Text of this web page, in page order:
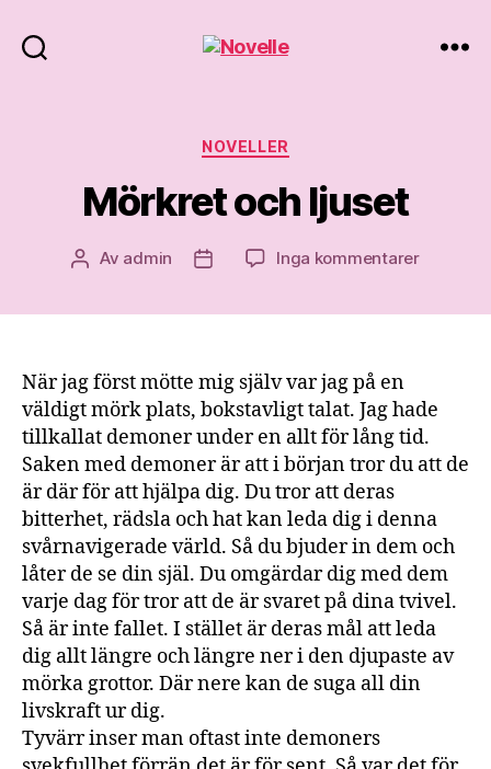
Kategorier
NOVELLER
Mörkret och ljuset
Inläggsförfattare
Av admin InläggsdatumInga kommentarertill
När jag först mötte mig själv var jag på en
väldigt mörk plats, bokstavligt talat. Jag hade
tillkallat demoner under en allt för lång tid.
Saken med demoner är att i början tror du att de
är där för att hjälpa dig. Du tror att deras
bitterhet, rädsla och hat kan leda dig i denna
svårnavigerade värld. Så du bjuder in dem och
låter de se din själ. Du omgärdar dig med dem
varje dag för tror att de är svaret på dina tvivel.
Så är inte fallet. I stället är deras mål att leda
dig allt längre och längre ner i den djupaste av
mörka grottor. Där nere kan de suga all din
livskraft ur dig.
Tyvärr inser man oftast inte demoners